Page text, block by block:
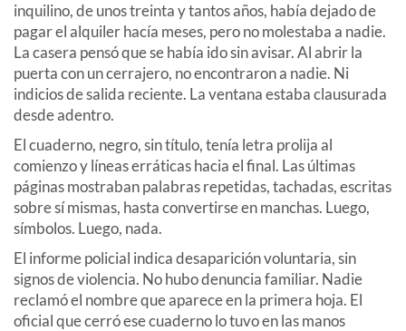
inquilino, de unos treinta y tantos años, había dejado de
pagar el alquiler hacía meses, pero no molestaba a nadie.
La casera pensó que se había ido sin avisar. Al abrir la
puerta con un cerrajero, no encontraron a nadie. Ni
indicios de salida reciente. La ventana estaba clausurada
desde adentro.
El cuaderno, negro, sin título, tenía letra prolija al
comienzo y líneas erráticas hacia el final. Las últimas
páginas mostraban palabras repetidas, tachadas, escritas
sobre sí mismas, hasta convertirse en manchas. Luego,
símbolos. Luego, nada.
El informe policial indica desaparición voluntaria, sin
signos de violencia. No hubo denuncia familiar. Nadie
reclamó el nombre que aparece en la primera hoja. El
oficial que cerró ese cuaderno lo tuvo en las manos